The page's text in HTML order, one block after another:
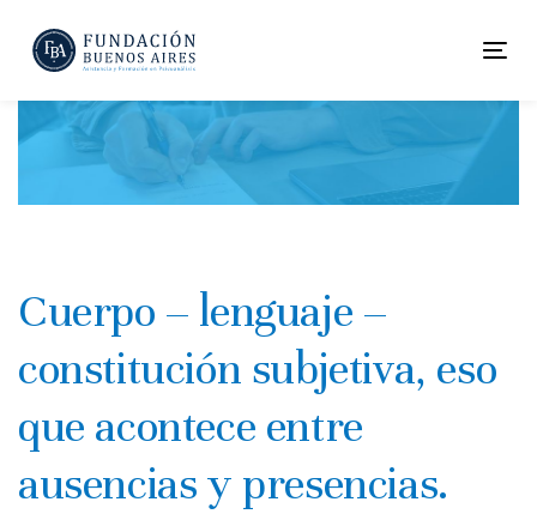
links
primary
navigation
to
Cuerpo – lenguaje –
constitución subjetiva, eso
que acontece entre
ausencias y presencias.